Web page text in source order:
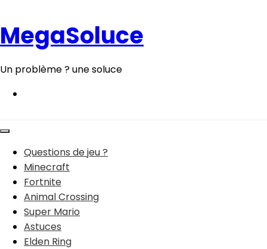
contenu
MegaSoluce
Un problème ? une soluce
Questions de jeu ?
Minecraft
Fortnite
Animal Crossing
Super Mario
Astuces
Elden Ring